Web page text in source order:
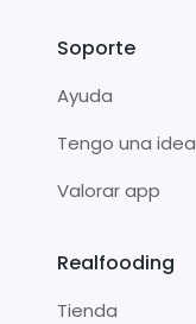
Soporte
Ayuda
Tengo una idea
Valorar app
Realfooding
Tienda